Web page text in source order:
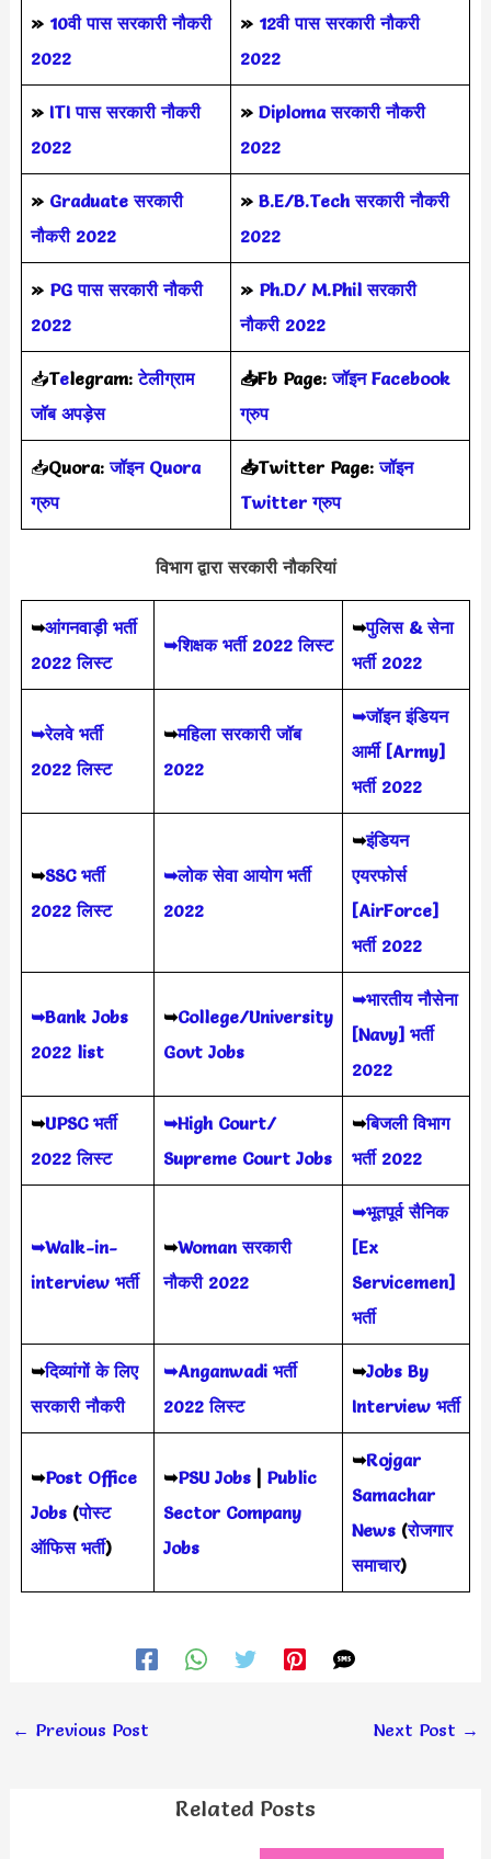
» 10वी पास सरकारी नौकरी
2022
» 12वी पास सरकारी नौकरी
2022
» ITI पास सरकारी नौकरी
2022
» Diploma सरकारी नौकरी
2022
» Graduate सरकारी
नौकरी 2022
» B.E/B.Tech सरकारी नौकरी
2022
» PG पास सरकारी नौकरी
2022
» Ph.D/ M.Phil सरकारी
नौकरी 2022
📥Telegram: टेलीग्राम
जॉब अपड़ेस
📥Fb Page:जॉइन Facebook
ग्रुप
📥Quora:जॉइन Quora
ग्रुप
📥Twitter Page:जॉइन
Twitter ग्रुप
विभाग द्वारा सरकारी नौकरियां
➥आंगनवाड़ी भर्ती
2022 लिस्ट
➥शिक्षक भर्ती 2022 लिस्ट
➥पुलिस & सेना
भर्ती 2022
➥रेलवे भर्ती
2022 लिस्ट
➥महिला सरकारी जॉब
2022
➥जॉइन इंडियन
आर्मी [Army]
भर्ती 2022
➥SSC भर्ती
2022 लिस्ट
➥लोक सेवा आयोग भर्ती
2022
➥इंडियन
एयरफोर्स
[AirForce]
भर्ती 2022
➥Bank Jobs
2022 list
➥College/University
Govt Jobs
➥भारतीय नौसेना
[Navy] भर्ती
2022
➥UPSC भर्ती
2022 लिस्ट
➥High Court/
Supreme Court Jobs
➥बिजली विभाग
भर्ती 2022
➥Walk-in-
interview भर्ती
➥Woman सरकारी
नौकरी 2022
➥भूतपूर्व सैनिक
[Ex
Servicemen]
भर्ती
➥दिव्यांगों के लिए
सरकारी नौकरी
➥Anganwadi भर्ती
2022 लिस्ट
➥Jobs By
Interview भर्ती
➥Post Office
Jobs(पोस्ट
ऑफिस भर्ती)
➥PSU Jobs| Public
Sector Company
Jobs
➥Rojgar
Samachar
News(रोजगार
समाचार)
← Previous Post Next Post →
Related Posts